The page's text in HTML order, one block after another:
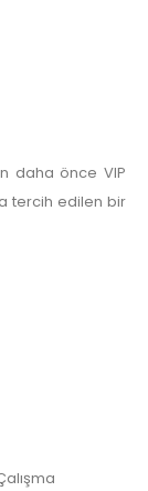
daha önce VIP
tercih edilen bir